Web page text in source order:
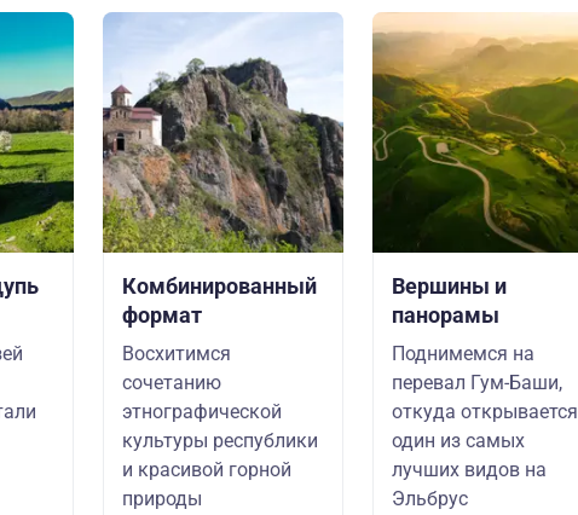
Комбинированный
формат
Восхитимся
сочетанию
этнографической
культуры республики
и красивой горной
природы
Вершины и
панорамы
Поднимемся на
перевал Гум-Баши,
откуда открывается
один из самых
лучших видов на
Эльбрус